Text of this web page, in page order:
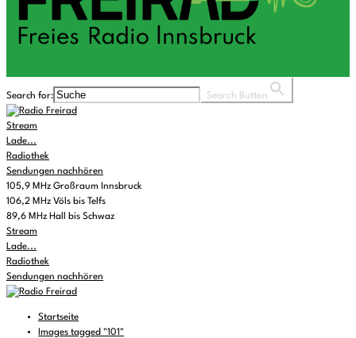
Search for: Search Button
Stream
Lade...
Radiothek
Sendungen nachhören
105,9 MHz Großraum Innsbruck
106,2 MHz Völs bis Telfs
89,6 MHz Hall bis Schwaz
Stream
Lade...
Radiothek
Sendungen nachhören
Startseite
Images tagged "101"